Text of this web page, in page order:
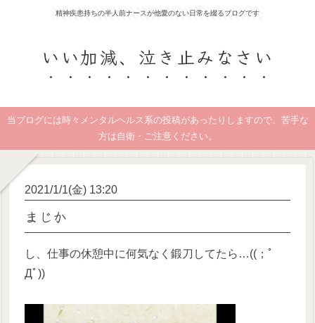
精神疾患持ちの半人前ナースが他愛のない日常を綴るブログです
いい加減、泣き止みなさい
当ブログには時々メンタルヘルス系の投稿があったりしますので、苦手な
方は自衛・ご注意ください。
2021/1/1(金) 13:20
まじか
し、仕事の休憩中に何気なく鍛刀してたら…((；ﾟ
Дﾟ))